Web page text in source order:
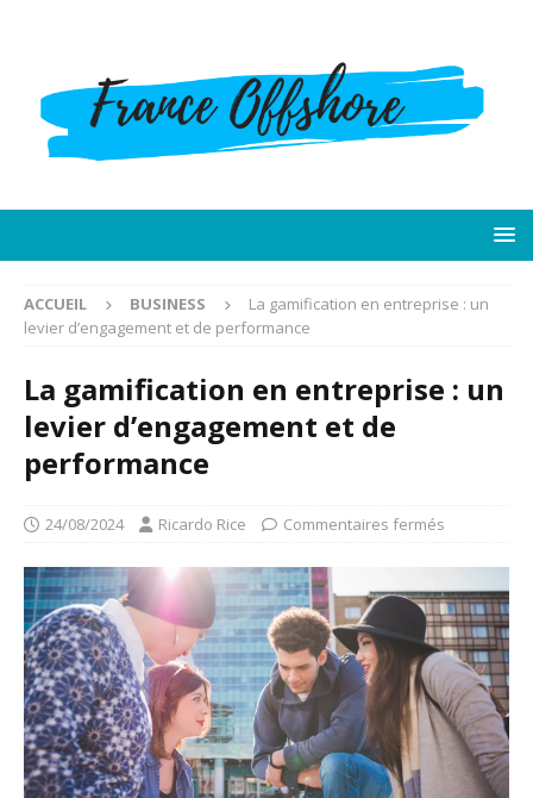
ACCUEIL BUSINESS
La gamification en entreprise : un
levier d’engagement et de performance
La gamification en entreprise : un
levier d’engagement et de
performance
24/08/2024 Ricardo Rice Commentaires fermés